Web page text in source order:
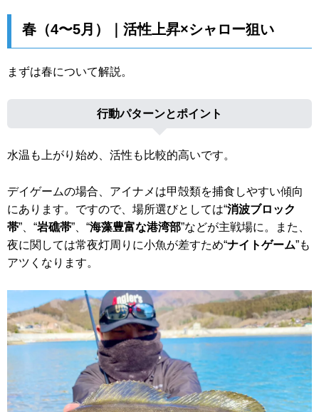
春（4〜5月）｜活性上昇×シャロー狙い
まずは春について解説。
行動パターンとポイント
水温も上がり始め、活性も比較的高いです。
デイゲームの場合、アイナメは甲殻類を捕食しやすい傾向
にあります。ですので、場所選びとしては“消波ブロック
帯”、“岩礁帯”、“海藻豊富な港湾部”などが主戦場に。また、
夜に関しては常夜灯周りに小魚が差すため“ナイトゲーム”も
アツくなります。